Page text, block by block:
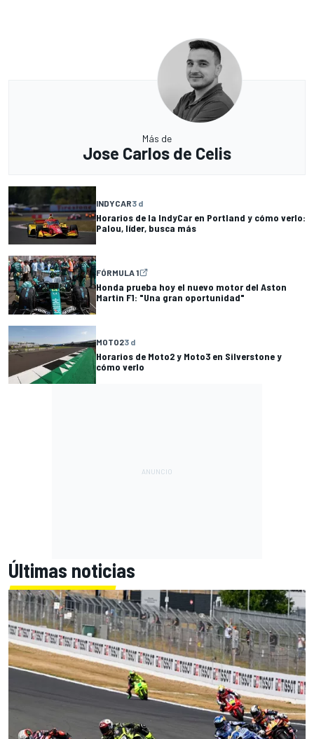
Más de
Jose Carlos de Celis
INDYCAR3 d
Horarios de la IndyCar en Portland y cómo verlo:
Palou, líder, busca más
FÓRMULA 1
Honda prueba hoy el nuevo motor del Aston
Martin F1: "Una gran oportunidad"
MOTO23 d
Horarios de Moto2 y Moto3 en Silverstone y
cómo verlo
Últimas noticias